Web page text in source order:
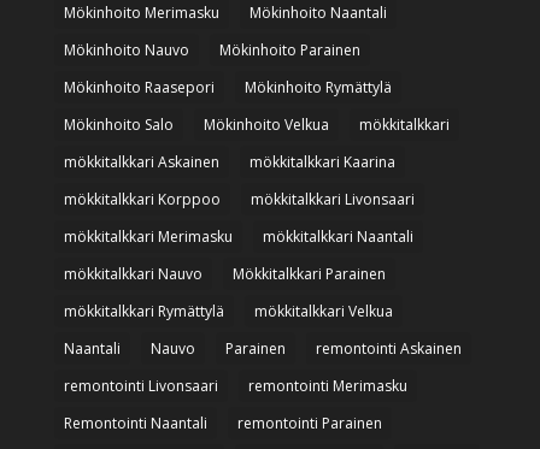
Mökinhoito Merimasku
Mökinhoito Naantali
Mökinhoito Nauvo
Mökinhoito Parainen
Mökinhoito Raasepori
Mökinhoito Rymättylä
Mökinhoito Salo
Mökinhoito Velkua
mökkitalkkari
mökkitalkkari Askainen
mökkitalkkari Kaarina
mökkitalkkari Korppoo
mökkitalkkari Livonsaari
mökkitalkkari Merimasku
mökkitalkkari Naantali
mökkitalkkari Nauvo
Mökkitalkkari Parainen
mökkitalkkari Rymättylä
mökkitalkkari Velkua
Naantali
Nauvo Parainen
remontointi Askainen
remontointi Livonsaari
remontointi Merimasku
Remontointi Naantali
remontointi Parainen